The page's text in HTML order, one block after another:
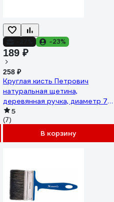
-23%
189 ₽
258 ₽
Круглая кисть Петрович
натуральная щетина,
деревянная ручка, диаметр 70
мм 4100000180
5
(7)
В корзину